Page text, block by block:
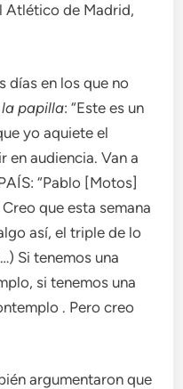
Atlético de Madrid,
días en los que no
la papilla: “Este es un
yo aquiete el
en audiencia. Van a
“Pablo [Motos]
que esta semana
así, el triple de lo
Si tenemos una
si tenemos una
. Pero creo
argumentaron que